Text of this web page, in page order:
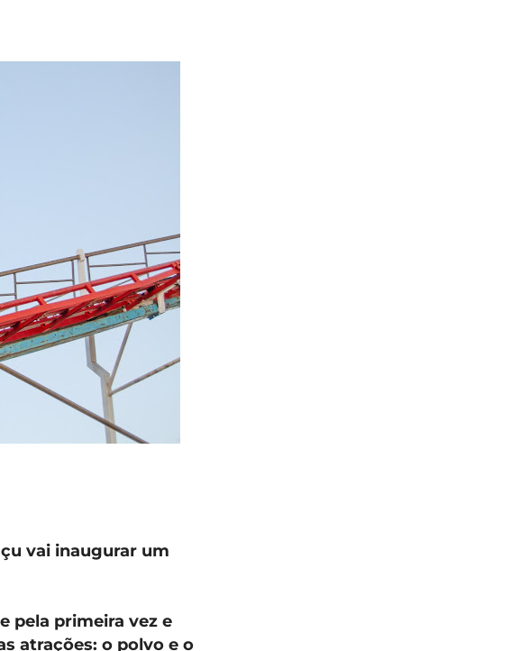
vai inaugurar um
pela primeira vez e
atrações: o polvo e o